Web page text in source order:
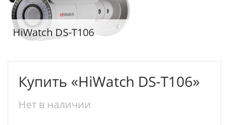
HiWatch DS-T106
Купить «HiWatch DS-T106»
Нет в наличии